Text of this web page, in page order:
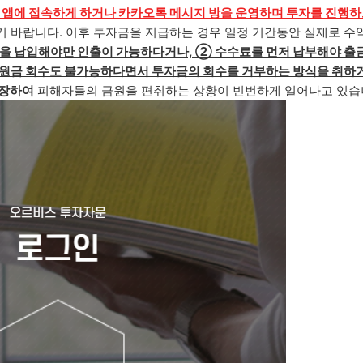
에 접속하게 하거나 카카오톡 메시지 방을 운영하며 투자를 진행
바랍니다. 이후 투자금을 지급하는 경우 일정 기간동안 실제로 수
납입해야만 인출이 가능하다거나, ② 수수료를 먼저 납부해야 출
금 회수도 불가능하다면서 투자금의 회수를 거부하는 방식을 취하
하여 피해자들의 금원을 편취하는 상황이 빈번하게 일어나고 있습